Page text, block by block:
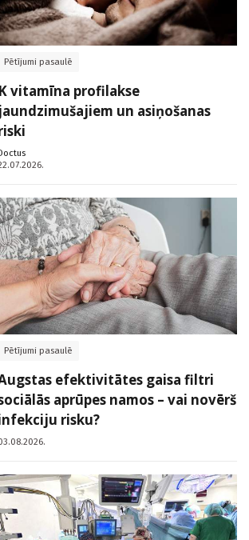
Pētījumi pasaulē
K vitamīna profilakse
jaundzimušajiem un asiņošanas
Pētījumi pasaulē
efektivitātes gaisa filtri
aprūpes namos – vai novērš
risku?